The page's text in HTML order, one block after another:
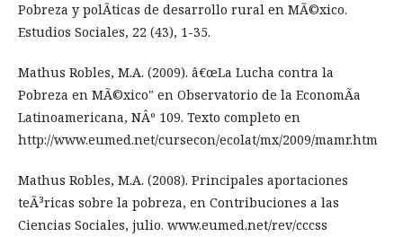
Pobreza y polÃ­ticas de desarrollo rural en MÃ©xico.
Estudios Sociales, 22 (43), 1-35.
Mathus Robles, M.A. (2009). â€œLa Lucha contra la
Pobreza en MÃ©xico" en Observatorio de la EconomÃ­a
Latinoamericana, NÂº 109. Texto completo en
http://www.eumed.net/cursecon/ecolat/mx/2009/mamr.htm
Mathus Robles, M.A. (2008). Principales aportaciones
teÃ³ricas sobre la pobreza, en Contribuciones a las
Ciencias Sociales, julio. www.eumed.net/rev/cccss